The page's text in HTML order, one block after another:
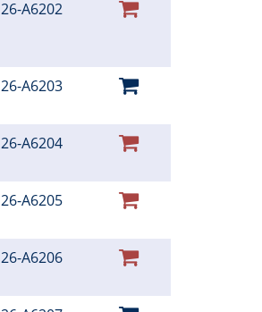
26-A6202
26-A6203
26-A6204
26-A6205
26-A6206